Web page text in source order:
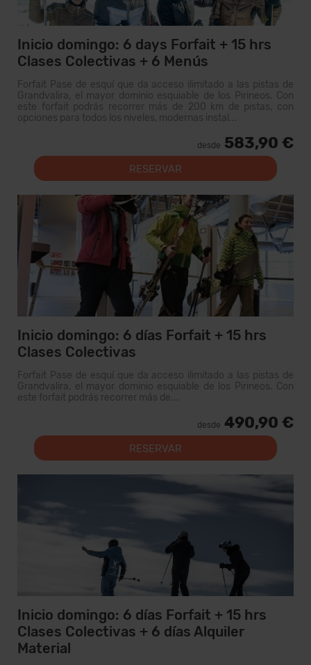
Inicio domingo: 6 days Forfait + 15 hrs
Clases Colectivas + 6 Menús
Forfait Pase de esquí que da acceso ilimitado a las pistas de
Grandvalira, el mayor dominio esquiable de los Pirineos. Con
este forfait podrás recorrer más de 200 km de pistas, con
opciones para todos los niveles, modernas instal...
desde 583,90 €
RESERVAR
Inicio domingo: 6 días Forfait + 15 hrs
Clases Colectivas
Forfait Pase de esquí que da acceso ilimitado a las pistas de
Grandvalira, el mayor dominio esquiable de los Pirineos. Con
este forfait podrás recorrer más de...
desde 490,90 €
RESERVAR
Inicio domingo: 6 días Forfait + 15 hrs
Clases Colectivas + 6 días Alquiler
Material